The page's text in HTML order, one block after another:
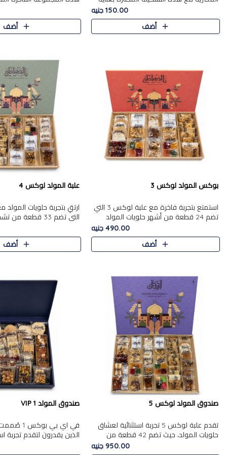
من 9 قطع. تتضمن التشكيلة جوزرية مع
فول،ملبان سادة، ملبان
150.00 جنيه
أضف
قطعة، والتي تم اختيارها
تشكيلة واسعة من الحلويات
المفضلة. تشمل المجموعة
أضف
بوكس المولد لوكس 3
استمتع بتجربة فاخرة مع علبة لوكس 3 التي
تضم 24 قطعة من أشهر حلويات المولد
الشرقية المختارة بعناية. تحتوي التشكيلة على
الجزرية بالفول، والملب..
490.00 جنيه
أضف
علبة المولد لوكس 4
التي تضم 33 قطعة
ومتنوعة من أشهر
العلبة على الجزرية بالفول،..
أضف
صندوق المولد لوكس 5
تقدم علبة لوكس 5 تجربة استثنائية لعشاق
حلويات المولد، حيث تضم 42 قطعة من
تشكيلة فاخرة تجمع بين أشهر الأصناف
950.00 جنيه
صندوق المولد VIP 1
في اي بي
الذين يقدرون لتقدم تجربة
تجمع بين أفخر حلويات